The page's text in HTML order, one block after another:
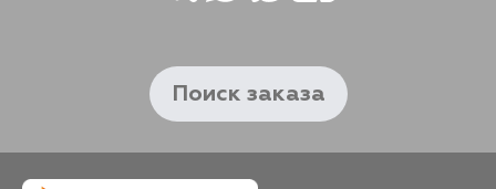
Поиск заказа